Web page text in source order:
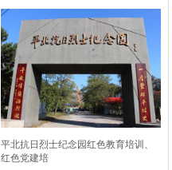
平北抗日烈士纪念园红色教育培训、
红色党建培